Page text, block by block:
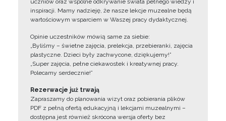
uczniów oraz wspólne odkrywanie świata pełnego wiedzy i
inspiracji. Mamy nadzieję, że nasze lekcje muzealne będą
wartościowym wsparciem w Waszej pracy dydaktycznej.
Opinie uczestników mówią same za siebie:
„Byliśmy – świetne zajęcia, prelekcja, przebieranki, zajęcia
plastyczne. Dzieci były zachwycone, dziękujemy!”
„Super zajęcia, pełne ciekawostek i kreatywnej pracy.
Polecamy serdecznie!”
Rezerwacje już trwają
Zapraszamy do planowania wizyt oraz pobierania plików
PDF z pełną ofertą edukacyjną i lekcjami muzealnymi –
dostępna jest również skrócona wersja oferty bez